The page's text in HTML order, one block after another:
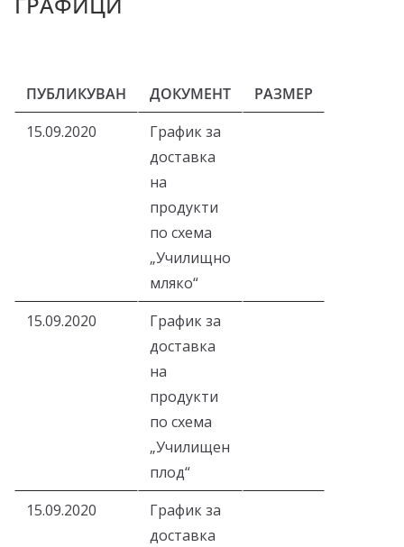
–
с
ПУБЛИКУВАН ДОКУМЕНТ
РАЗМЕР
15.09.2020
График за
доставка
на
продукти
по схема
„Училищно
мляко“
15.09.2020
График за
доставка
на
продукти
по схема
„Училищен
плод“
15.09.2020
График за
доставка